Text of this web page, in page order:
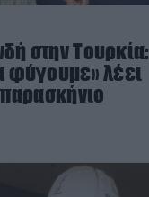
στην Τουρκία:
φύγουμε» λέει